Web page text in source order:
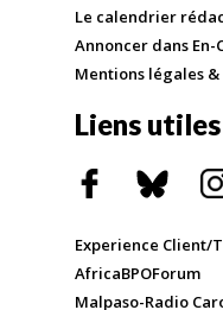
Le calendrier
Annoncer dans En-
Mentions légales &
Liens utiles
Experience Client/
AfricaBPOForum
Malpaso-Radio